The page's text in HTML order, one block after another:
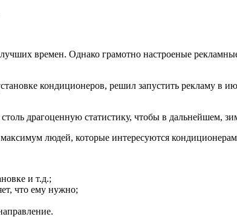
времен. Однако грамотно настроеные
кондиционеров, решил запустить рекламу в
драгоценную статистику, чтобы в дальнейшем,
людей, которые интересуются
и т.д.;
что ему нужно;